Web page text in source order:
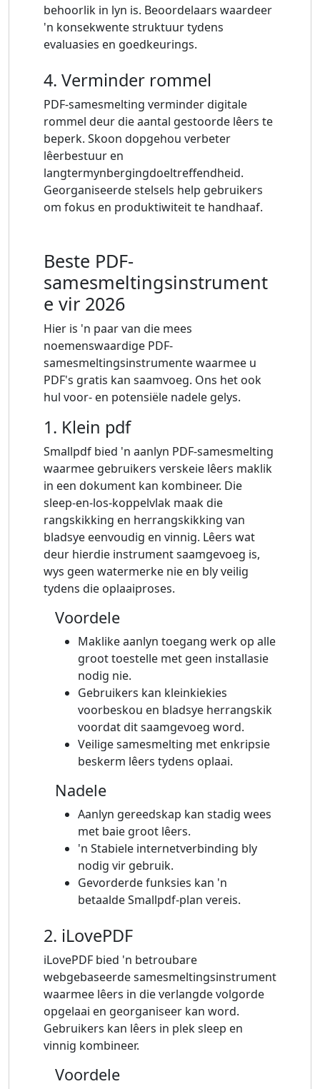
behoorlik in lyn is. Beoordelaars waardeer
'n konsekwente struktuur tydens
evaluasies en goedkeurings.
4. Verminder rommel
PDF-samesmelting verminder digitale
rommel deur die aantal gestoorde lêers te
beperk. Skoon dopgehou verbeter
lêerbestuur en
langtermynbergingdoeltreffendheid.
Georganiseerde stelsels help gebruikers
om fokus en produktiwiteit te handhaaf.
Beste PDF-
samesmeltingsinstrument
e vir 2026
Hier is 'n paar van die mees
noemenswaardige PDF-
samesmeltingsinstrumente waarmee u
PDF's gratis kan saamvoeg. Ons het ook
hul voor- en potensiële nadele gelys.
1. Klein pdf
Smallpdf bied 'n aanlyn PDF-samesmelting
waarmee gebruikers verskeie lêers maklik
in een dokument kan kombineer. Die
sleep-en-los-koppelvlak maak die
rangskikking en herrangskikking van
bladsye eenvoudig en vinnig. Lêers wat
deur hierdie instrument saamgevoeg is,
wys geen watermerke nie en bly veilig
tydens die oplaaiproses.
Voordele
Maklike aanlyn toegang werk op alle
groot toestelle met geen installasie
nodig nie.
Gebruikers kan kleinkiekies
voorbeskou en bladsye herrangskik
voordat dit saamgevoeg word.
Veilige samesmelting met enkripsie
beskerm lêers tydens oplaai.
Nadele
Aanlyn gereedskap kan stadig wees
met baie groot lêers.
'n Stabiele internetverbinding bly
nodig vir gebruik.
Gevorderde funksies kan 'n
betaalde Smallpdf-plan vereis.
2. iLovePDF
iLovePDF bied 'n betroubare
webgebaseerde samesmeltingsinstrument
waarmee lêers in die verlangde volgorde
opgelaai en georganiseer kan word.
Gebruikers kan lêers in plek sleep en
vinnig kombineer.
Voordele